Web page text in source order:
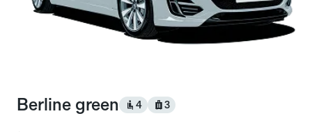
Berline green 4 3